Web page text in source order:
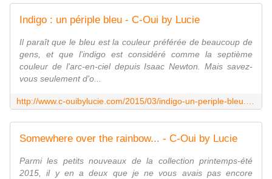
Indigo : un périple bleu - C-Oui by Lucie
Il paraît que le bleu est la couleur préférée de beaucoup de
gens, et que l'indigo est considéré comme la septième
couleur de l'arc-en-ciel depuis Isaac Newton. Mais savez-
vous seulement d'o...
Somewhere over the rainbow... - C-Oui by Lucie
Parmi les petits nouveaux de la collection printemps-été
2015, il y en a deux que je ne vous avais pas encore